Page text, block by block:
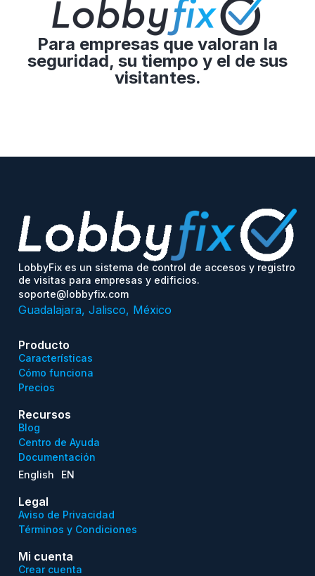
Para empresas que valoran la
seguridad, su tiempo y el de sus
visitantes.
LobbyFix es un sistema de control de accesos y registro
de visitas para empresas y edificios.
soporte@lobbyfix.com
Guadalajara, Jalisco, México
Producto
Características
Cómo funciona
Precios
Recursos
Blog
Centro de Ayuda
Documentación
English
EN
Legal
Aviso de Privacidad
Términos y Condiciones
Mi cuenta
Crear cuenta